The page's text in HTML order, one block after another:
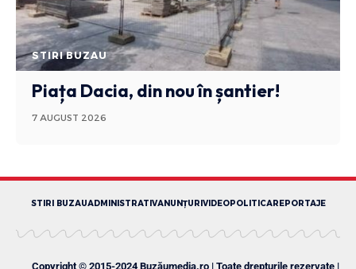
STIRI BUZAU
Piața Dacia, din nou în șantier!
7 AUGUST 2026
STIRI BUZAUADMINISTRATIVANUNȚURI VIDEOPOLITICAREPORTAJE
Copyright © 2015-2024 Buzăumedia.ro | Toate drepturile rezervate |